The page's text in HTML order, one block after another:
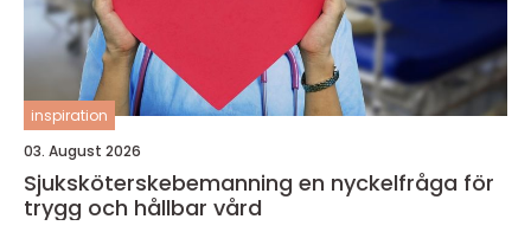
inspiration
03. August 2026
Sjuksköterskebemanning en nyckelfråga för
trygg och hållbar vård